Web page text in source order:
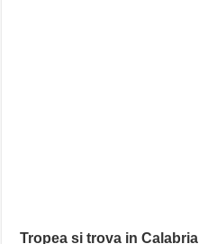
Tropea si trova in Calabria